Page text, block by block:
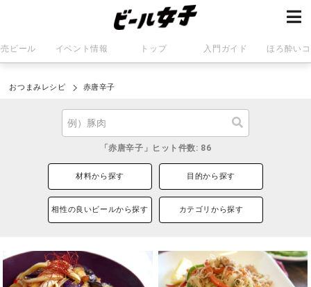
ビール イベント情報 トップ 入門ガイド ほろ酔い
おつまみレシピ 赤唐辛子
「赤唐辛子」ヒット件数: 86
材料から探す 目的から探す
相性の良いビールから探す カテゴリから探す